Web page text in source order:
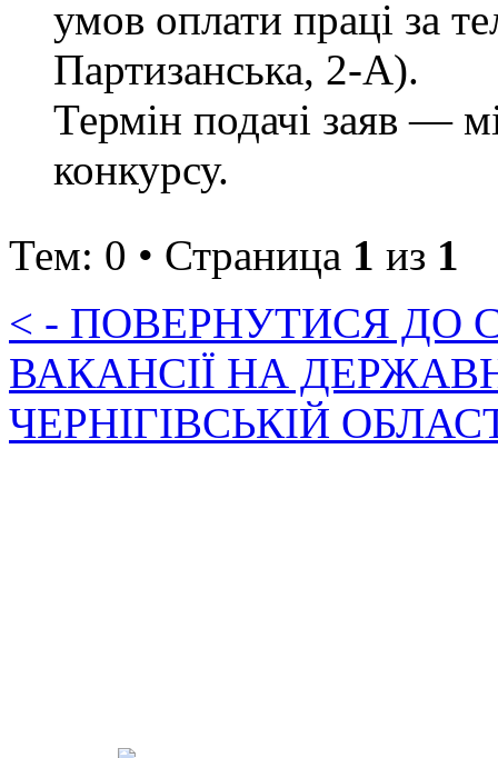
умов оплати праці за
Партизанська, 2-А).
Термін подачі заяв —
конкурсу.
Тем: 0 • Страница 1 из 1
< - ПОВЕРНУТИСЯ ДО
ВАКАНСІЇ НА
ЧЕРНІГІВСЬКІЙ